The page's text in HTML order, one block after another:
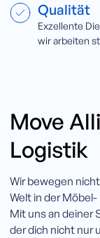
Qualität
Exzellente
wir arbeiten
Move
Logistik
Wir bewegen
Welt in der
Mit uns an deiner
der dich nicht nur